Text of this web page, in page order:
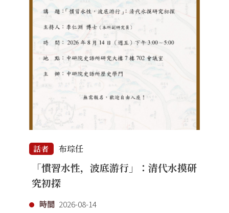
話者 布琮任
「慣習水性，波底游行」：清代水摸研
究初探
時間 2026-08-14